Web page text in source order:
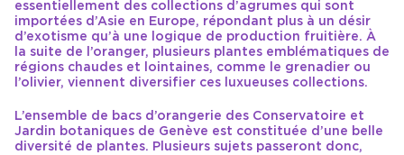
essentiellement des collections d’agrumes qui sont
importées d’Asie en Europe, répondant plus à un désir
d’exotisme qu’à une logique de production fruitière. À
la suite de l’oranger, plusieurs plantes emblématiques de
régions chaudes et lointaines, comme le grenadier ou
l’olivier, viennent diversifier ces luxueuses collections.
L’ensemble de bacs d’orangerie des Conservatoire et
Jardin botaniques de Genève est constituée d’une belle
diversité de plantes. Plusieurs sujets passeront donc,